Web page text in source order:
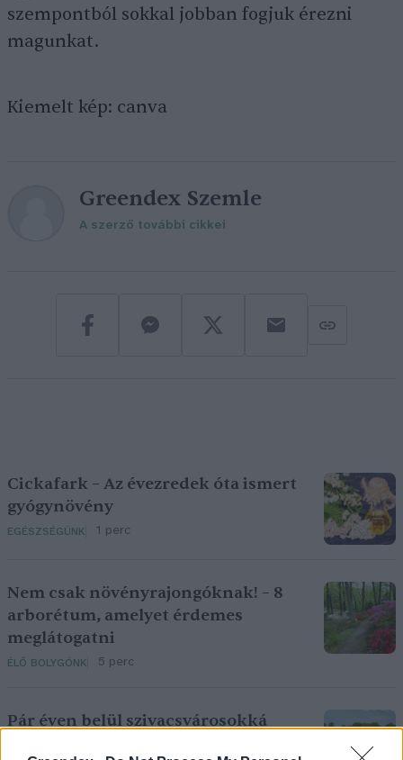
szempontból sokkal jobban fogjuk érezni
magunkat.
Kiemelt kép: canva
Greendex Szemle
A szerző további cikkei
Cickafark – Az évezredek óta ismert
gyógynövény
EGÉSZSÉGÜNK 1 perc
Nem csak növényrajongóknak! – 8
arborétum, amelyet érdemes
meglátogatni
ÉLŐ BOLYGÓNK 5 perc
Pár éven belül szivacsvárosokká